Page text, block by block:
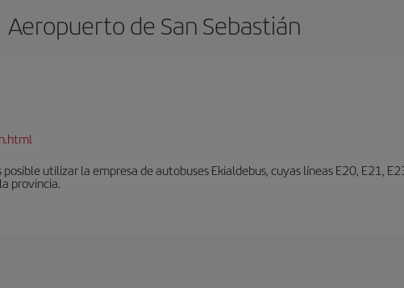
Aeropuerto de San Sebastián
utilizar la empresa de autobuses Ekialdebus, cuyas líneas E20, E21,
provincia.